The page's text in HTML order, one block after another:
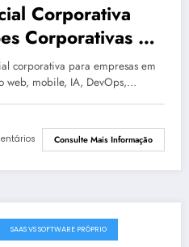
Corporativa
Corporativas da
3083
corporativa para empresas em
web, mobile, IA, DevOps,…
Consulte Mais Informação
SAAS VS SOFTWARE PRÓPRIO